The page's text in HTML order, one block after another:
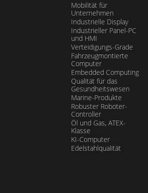
Mobilität für
Unternehmen
Industrielle Display
Industrieller Panel-PC
und HMI
Verteidigungs-Grade
Fahrzeugmontierte
Computer
Embedded Computing
Qualität für das
Gesundheitswesen
Marine-Produkte
Robuster Roboter-
Controller
Öl und Gas, ATEX-
Klasse
KI-Computer
Edelstahlqualität